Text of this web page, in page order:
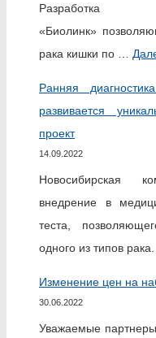
Разработка
«Биолинк»
рака кишки по …
Ранняя
развивается
проект
14.09.2022
Новосибирская
внедрение в
теста,
одного из типов
Изменение цен на
30.06.2022
Уважаемые